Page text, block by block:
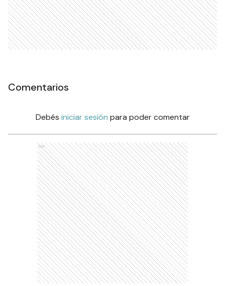
Comentarios
Debés iniciar sesión para poder comentar
Ads